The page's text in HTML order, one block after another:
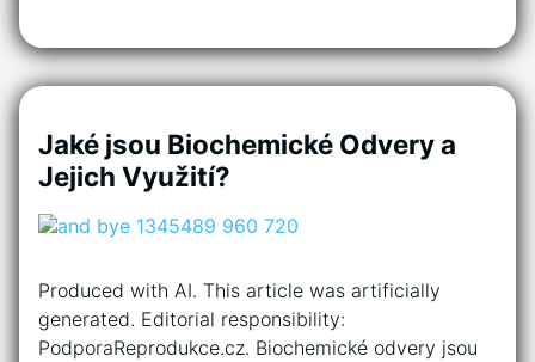
Jaké jsou Biochemické Odvery a
Jejich Využití?
Produced with AI. This article was artificially
generated. Editorial responsibility:
PodporaReprodukce.cz. Biochemické odvery jsou